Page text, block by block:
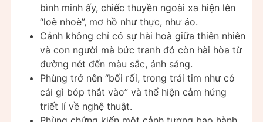
bình minh ấy, chiếc thuyền ngoài xa hiện lên
“loè nhoè”, mơ hồ như thực, như ảo.
Cảnh không chỉ có sự hài hoà giữa thiên nhiên
và con người mà bức tranh đó còn hài hòa từ
đường nét đến màu sắc, ánh sáng.
Phùng trở nên “bối rối, trong trái tim như có
cái gì bóp thắt vào” và thể hiện cảm hứng
triết lí về nghệ thuật.